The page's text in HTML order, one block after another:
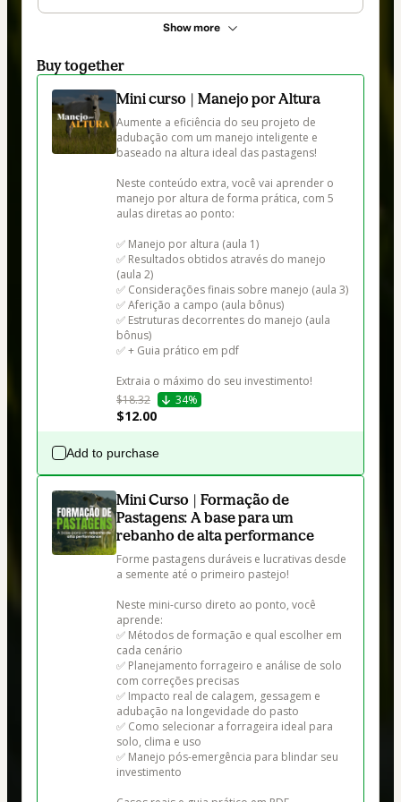
Show more
Buy together
Mini curso | Manejo por Altura
Aumente a eficiência do seu projeto de
adubação com um manejo inteligente e
baseado na altura ideal das pastagens!
Neste conteúdo extra, você vai aprender o
manejo por altura de forma prática, com 5
aulas diretas ao ponto:
✅ Manejo por altura (aula 1)
✅ Resultados obtidos através do manejo
(aula 2)
✅ Considerações finais sobre manejo (aula 3)
✅ Aferição a campo (aula bônus)
✅ Estruturas decorrentes do manejo (aula
bônus)
✅ + Guia prático em pdf
Extraia o máximo do seu investimento!
$18.32
34%
$12.00
Add to purchase
Mini Curso | Formação de
Pastagens: A base para um
rebanho de alta performance
Forme pastagens duráveis e lucrativas desde
a semente até o primeiro pastejo!
Neste mini-curso direto ao ponto, você
aprende:
✅ Métodos de formação e qual escolher em
cada cenário
✅ Planejamento forrageiro e análise de solo
com correções precisas
✅ Impacto real de calagem, gessagem e
adubação na longevidade do pasto
✅ Como selecionar a forrageira ideal para
solo, clima e uso
✅ Manejo pós-emergência para blindar seu
investimento